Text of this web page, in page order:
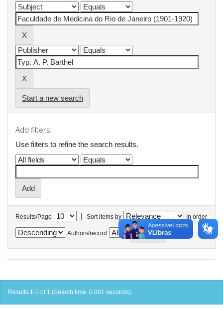
Start a new search
Add filters:
Use filters to refine the search results.
Results/Page | Sort items by In order
Authors/record
Results 1-1 of 1 (Search time: 0.001 seconds).